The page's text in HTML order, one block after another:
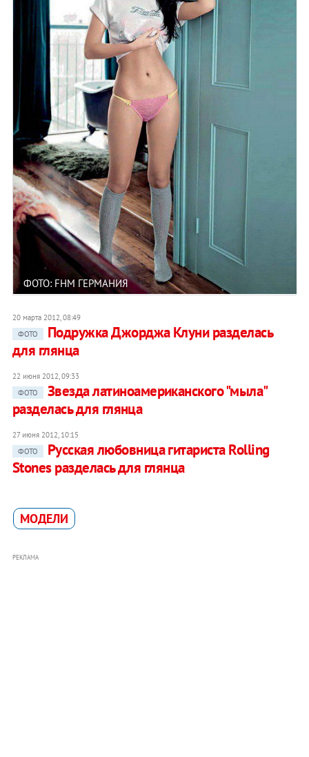
ФОТО: FHM ГЕРМАНИЯ
20 марта 2012, 08:49
ФОТО
Подружка Джорджа Клуни разделась
для глянца
22 июня 2012, 09:33
ФОТО
Звезда латиноамериканского "мыла"
разделась для глянца
27 июня 2012, 10:15
ФОТО
Русская любовница гитариста Rolling
Stones разделась для глянца
МОДЕЛИ
РЕКЛАМА